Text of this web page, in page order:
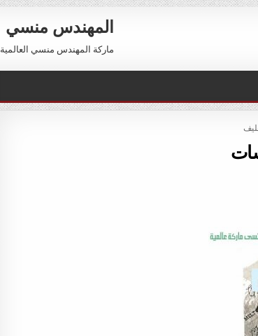
المهندس منسي
ماركة المهندس منسي العالمية 01211116954 – 01211116956 – 01211116958